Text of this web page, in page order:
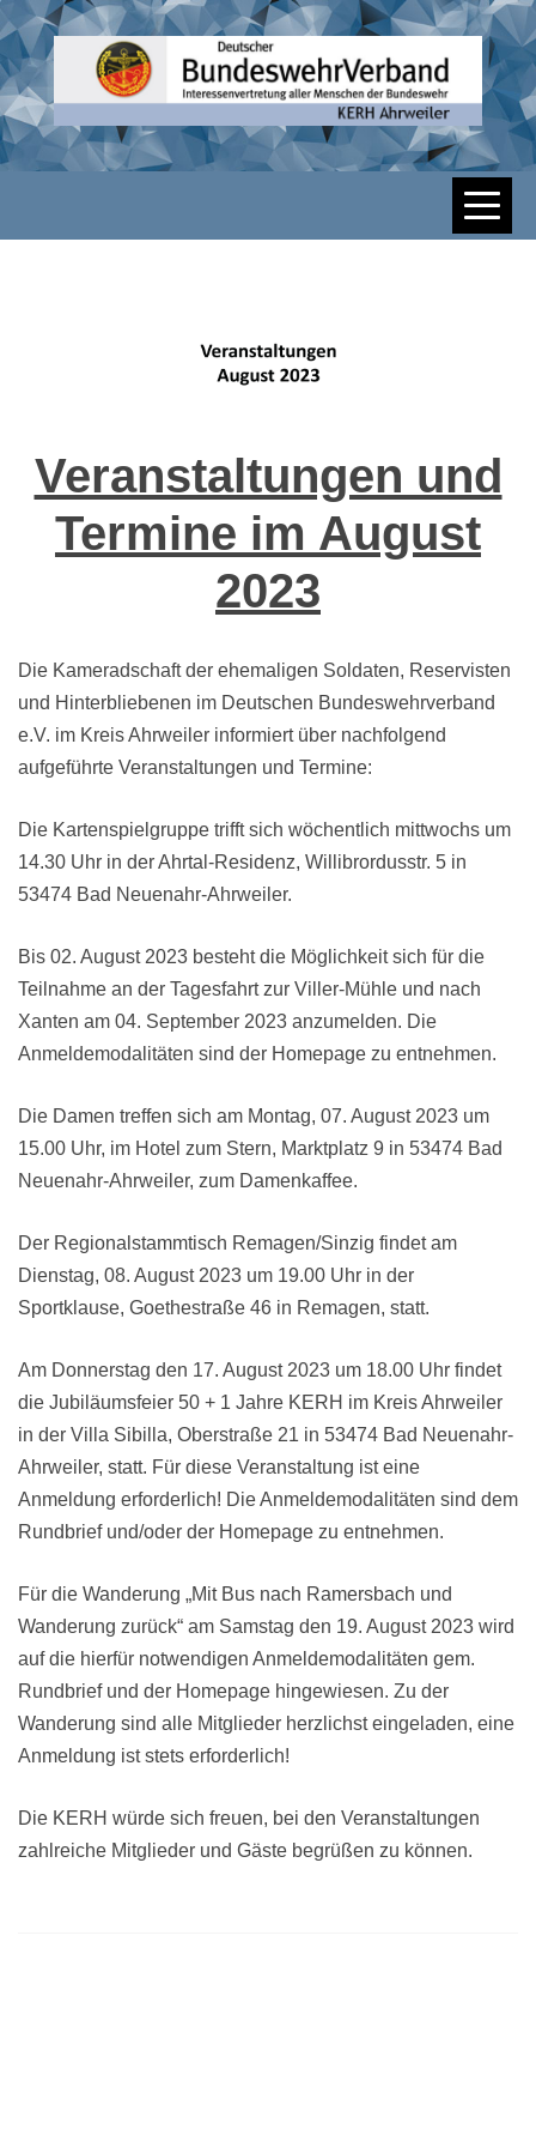
Skip
content
DBWV KERH
Veranstaltungen und
Termine im August
2023
Die Kameradschaft der ehemaligen Soldaten, Reservisten
und Hinterbliebenen im Deutschen Bundeswehrverband
e.V. im Kreis Ahrweiler informiert über nachfolgend
aufgeführte Veranstaltungen und Termine:
Die Kartenspielgruppe trifft sich wöchentlich mittwochs um
14.30 Uhr in der Ahrtal-Residenz, Willibrordusstr. 5 in
53474 Bad Neuenahr-Ahrweiler.
Bis 02. August 2023 besteht die Möglichkeit sich für die
Teilnahme an der Tagesfahrt zur Viller-Mühle und nach
Xanten am 04. September 2023 anzumelden. Die
Anmeldemodalitäten sind der Homepage zu entnehmen.
Die Damen treffen sich am Montag, 07. August 2023 um
15.00 Uhr, im Hotel zum Stern, Marktplatz 9 in 53474 Bad
Neuenahr-Ahrweiler, zum Damenkaffee.
Der Regionalstammtisch Remagen/Sinzig findet am
Dienstag, 08. August 2023 um 19.00 Uhr in der
Sportklause, Goethestraße 46 in Remagen, statt.
Am Donnerstag den 17. August 2023 um 18.00 Uhr findet
die Jubiläumsfeier 50 + 1 Jahre KERH im Kreis Ahrweiler
in der Villa Sibilla, Oberstraße 21 in 53474 Bad Neuenahr-
Ahrweiler, statt. Für diese Veranstaltung ist eine
Anmeldung erforderlich! Die Anmeldemodalitäten sind dem
Rundbrief und/oder der Homepage zu entnehmen.
Für die Wanderung „Mit Bus nach Ramersbach und
Wanderung zurück“ am Samstag den 19. August 2023 wird
auf die hierfür notwendigen Anmeldemodalitäten gem.
Rundbrief und der Homepage hingewiesen. Zu der
Wanderung sind alle Mitglieder herzlichst eingeladen, eine
Anmeldung ist stets erforderlich!
Die KERH würde sich freuen, bei den Veranstaltungen
zahlreiche Mitglieder und Gäste begrüßen zu können.